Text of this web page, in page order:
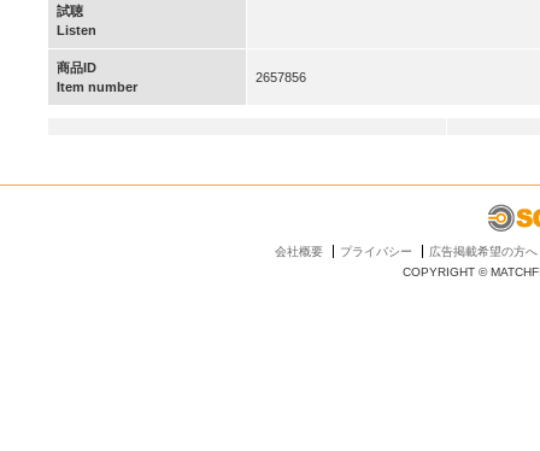
試聴
Listen
商品ID
Item number
2657856
会社概要 プライバシー
広告掲載希望の方へ
COPYRIGHT ©